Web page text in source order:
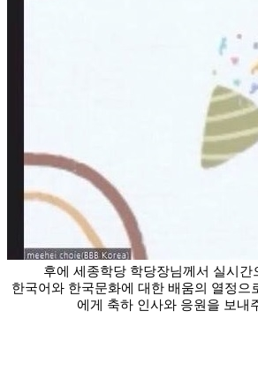
후에 세종학당 학당장님께서 실시간
한국어와 한국문화에 대한 배움의 열정으
에게 축하 인사와 응원 을 보내